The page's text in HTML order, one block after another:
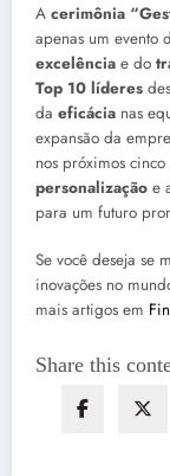
A cerimônia
apenas um evento
excelência e do
Top 10 líderes
da eficácia nas
expansão da
nos próximos
personalização e
para um futuro
Se você deseja se
inovações no
mais artigos em
Share this